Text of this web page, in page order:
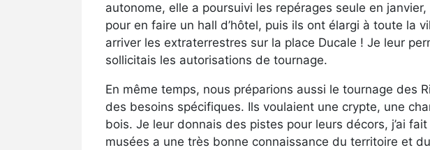
autonome, elle a poursuivi les repérages seule en
pour en faire un hall d’hôtel, puis ils ont élargi à toute la
arriver les extraterrestres sur la place Ducale ! Je leur
sollicitais les autorisations de tournage.
En même temps, nous préparions aussi le tournage des
des besoins spécifiques. Ils voulaient une crypte, une
bois. Je leur donnais des pistes pour leurs décors, j’ai
musées a une très bonne connaissance du territoire et